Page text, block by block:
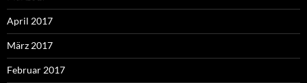
April 2017
März 2017
Februar 2017